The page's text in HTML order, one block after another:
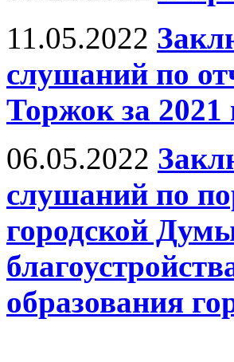
11.05.2022
слушаний по
Торжок за 2021
06.05.2022
слушаний по
городской
образования